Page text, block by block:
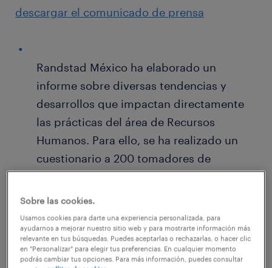
descargar el comunicado de prensa
Randstad México ha elaborado un
informe sobre diversas tendencias y
desarrollos que impactan directamente
las prácticas del área de Recursos
Humanos. Para ello, se ha realizado un
cuestionario a 200 tomadores de
decisiones y ejecutivos involucrados en el
departamento de Capital de Humano de
diversas industrias en México.
Los temas claves del informe incluyen:
Sobre las cookies.
Usamos cookies para darte una experiencia personalizada, para
ayudarnos a mejorar nuestro sitio web y para mostrarte información más
relevante en tus búsquedas. Puedes aceptarlas o rechazarlas, o hacer clic
en "Personalizar" para elegir tus preferencias. En cualquier momento
podrás cambiar tus opciones. Para más información, puedes consultar